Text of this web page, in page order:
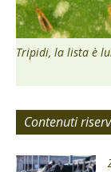
Tripidi, la lista è
Contenuti